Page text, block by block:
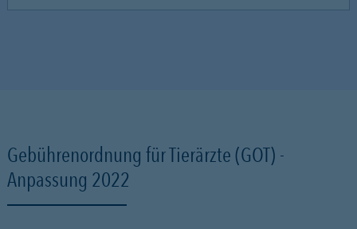
Gebührenordnung für Tierärzte (GOT) -
Anpassung 2022